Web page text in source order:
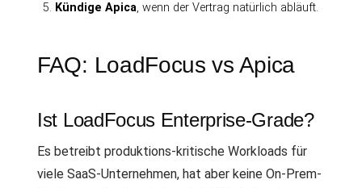
Kündige Apica, wenn der Vertrag natürlich abläuft.
FAQ: LoadFocus vs Apica
Ist LoadFocus Enterprise-Grade?
Es betreibt produktions-kritische Workloads für
viele SaaS-Unternehmen, hat aber keine On-Prem-